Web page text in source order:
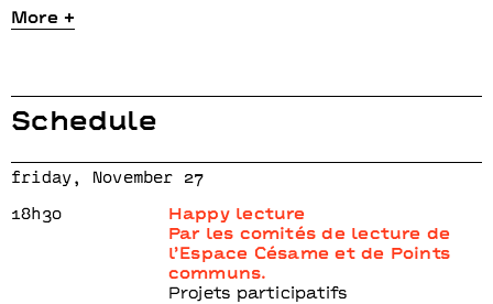
More +
Schedule
friday, November 27
18h30
Happy lecture
Par les comités de lecture de
l’Espace Césame et de Points
communs.
Projets participatifs